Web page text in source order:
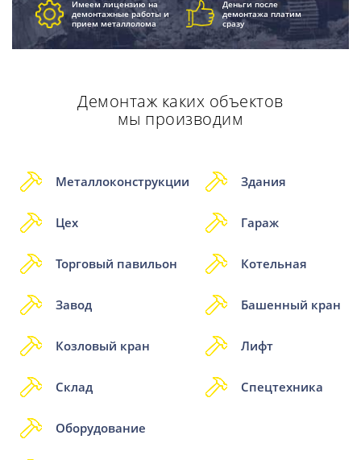
Имеем лицензию на
демонтажные работы и
прием металлолома
Деньги после
демонтажа платим
сразу
Демонтаж каких объектов
мы производим
Металлоконструкции
Цех
Торговый павильон
Завод
Козловый кран
Склад
Здания
Гараж
Котельная
Башенный кран
Лифт
Спецтехника
Оборудование